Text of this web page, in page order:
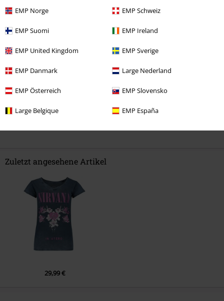
EMP Norge EMP Schweiz
EMP Suomi EMP Ireland
EMP United Kingdom EMP Sverige
EMP Danmark Large Nederland
EMP Österreich EMP Slovensko
Large Belgique EMP España
zu eng
perfekt
zu kurz
perfekt
Verifizierte Rezension
War diese Bewertung hilfreich für dich?
Kommentieren
Kommentar jetzt abschicken!
Zuletzt angesehene Artikel
29,99 €